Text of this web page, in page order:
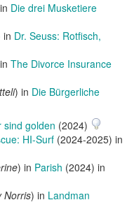
Die drei Musketiere
in Dr. Seuss: Rotfisch,
The Divorce Insurance
) in Die Bürgerliche
sind golden (2024)
HI-Surf (2024-2025) in
) in Parish (2024) in
Norris) in Landman